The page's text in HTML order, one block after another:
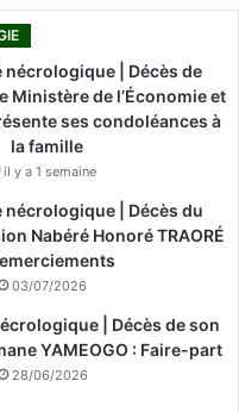
| Décès de
Ministère de l’Économie et
ses condoléances à
la famille
il y a 1 semaine
| Décès du
Nabéré Honoré TRAORÉ
03/07/2026
| Décès de son
YAMEOGO : Faire-part
28/06/2026